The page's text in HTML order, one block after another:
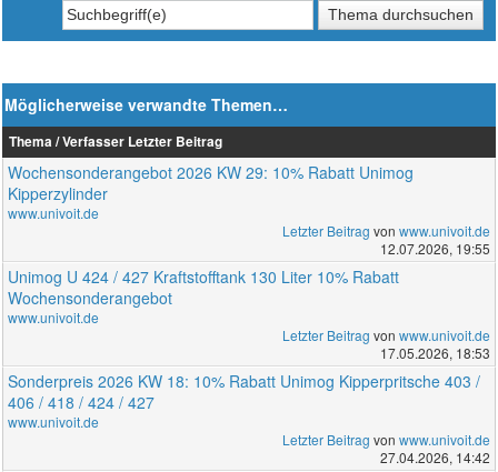
Möglicherweise verwandte Themen…
Thema / Verfasser Letzter Beitrag
Wochensonderangebot 2026 KW 29: 10% Rabatt Unimog
Kipperzylinder
www.univoit.de
Letzter Beitrag von www.univoit.de
12.07.2026, 19:55
Unimog U 424 / 427 Kraftstofftank 130 Liter 10% Rabatt
Wochensonderangebot
www.univoit.de
Letzter Beitrag von www.univoit.de
17.05.2026, 18:53
Sonderpreis 2026 KW 18: 10% Rabatt Unimog Kipperpritsche 403 /
406 / 418 / 424 / 427
www.univoit.de
Letzter Beitrag von www.univoit.de
27.04.2026, 14:42